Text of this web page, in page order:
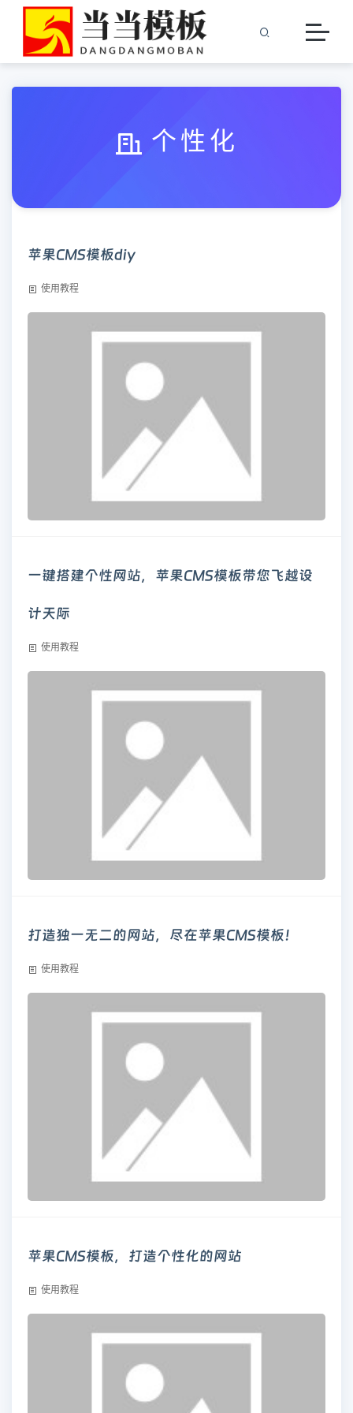
个性化
苹果CMS模板diy
使用教程
一键搭建个性网站，苹果CMS模板带您飞越设
计天际
使用教程
打造独一无二的网站，尽在苹果CMS模板！
使用教程
苹果CMS模板，打造个性化的网站
使用教程